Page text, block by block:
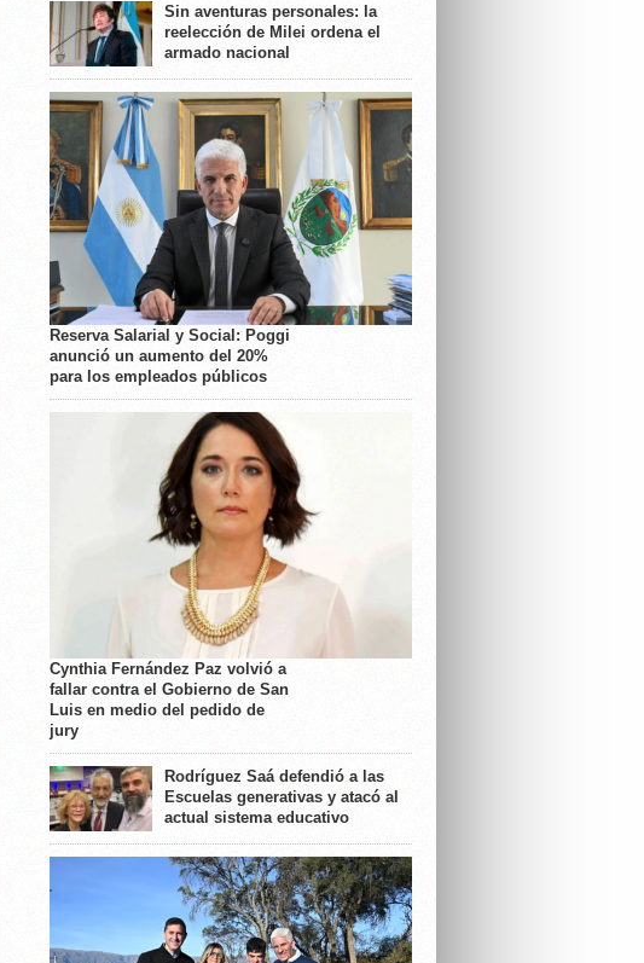
Sin aventuras personales: la
reelección de Milei ordena el
armado nacional
Reserva Salarial y Social: Poggi
anunció un aumento del 20%
para los empleados públicos
Cynthia Fernández Paz volvió a
fallar contra el Gobierno de San
Luis en medio del pedido de
jury
Rodríguez Saá defendió a las
Escuelas generativas y atacó al
actual sistema educativo